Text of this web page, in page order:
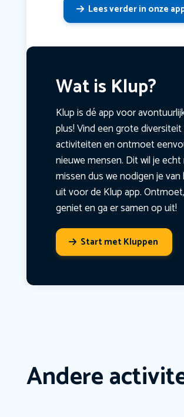
Lees verder in onze
Wat is Klup?
Klup is dé app voor
plus! Vind een grote diversiteit
activiteiten en ontmoet
nieuwe mensen. Dit wil je
missen dus we nodigen je van
uit voor de Klup app. Ontmoet,
geniet en ga er samen op uit!
Start met Kluppen
Andere